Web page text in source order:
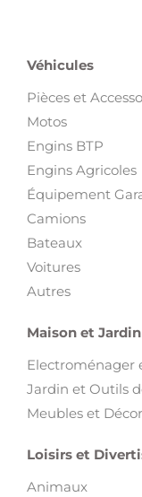
Véhicules
Pièces et
Motos
Engins BTP
Engins Agricoles
Équipement
Camions
Bateaux
Voitures
Autres
Maison et Jardin
Electroménager
Jardin et Outils
Meubles et
Loisirs et
Animaux